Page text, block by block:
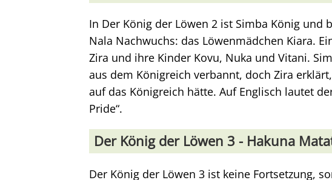
In Der König der Löwen 2 ist Simba König
Nala Nachwuchs: das Löwenmädchen Kiara.
Zira und ihre Kinder Kovu, Nuka und Vitani.
aus dem Königreich verbannt, doch Zira
auf das Königreich hätte. Auf Englisch lautet
Pride“.
Der König der Löwen 3 - Hakuna
Der König der Löwen 3 ist keine Fortsetzung,